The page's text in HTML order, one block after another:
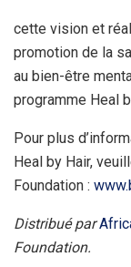
cette vision et
promotion de la
au bien-être
programme Heal
Pour plus
Heal by Hair,
Foundation :
Distribué par
Foundation.